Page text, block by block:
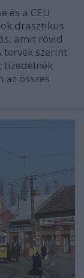
és a CEU
drasztikus
amit rövid
szerint
tizedelnék
összes